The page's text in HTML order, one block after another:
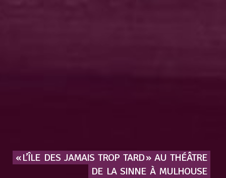
« L’ÎLE DES JAMAIS TROP TARD » AU THÉÂTRE
DE LA SINNE À MULHOUSE